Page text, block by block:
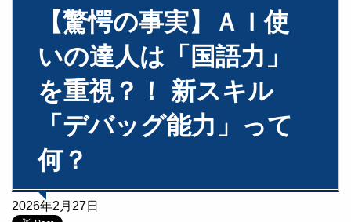
【驚愕の事実】ＡＩ使
いの達人は「国語力」
を重視？！ 新スキル
「デバッグ能力」って
何？
2026年2月27日